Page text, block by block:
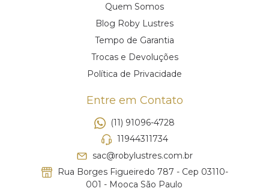
Quem Somos
Blog Roby Lustres
Tempo de Garantia
Trocas e Devoluções
Política de Privacidade
Entre em Contato
(11) 91096-4728
11944311734
sac@robylustres.com.br
Rua Borges Figueiredo 787 - Cep 03110-
001 - Mooca São Paulo